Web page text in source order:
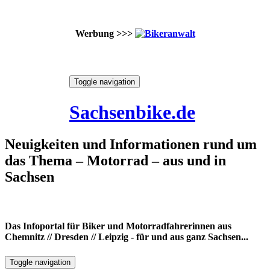
Werbung >>>
Toggle navigation
Sachsenbike.de
Neuigkeiten und Informationen rund um
das Thema – Motorrad – aus und in
Sachsen
Das Infoportal für Biker und Motorradfahrerinnen aus
Chemnitz // Dresden // Leipzig - für und aus ganz Sachsen...
Toggle navigation